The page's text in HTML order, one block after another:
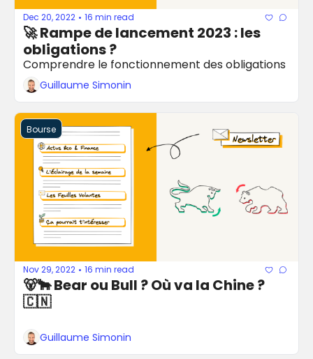
Dec 20, 2022 • 16 min read
🚀 Rampe de lancement 2023 : les
obligations ?
Comprendre le fonctionnement des obligations
Guillaume Simonin
Bourse
Nov 29, 2022 • 16 min read
🐻🐂 Bear ou Bull ? Où va la Chine ?
🇨🇳
Guillaume Simonin